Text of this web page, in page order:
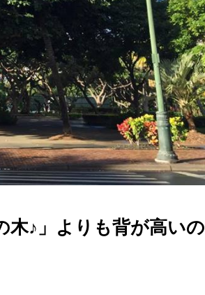
木♪」よりも背が高いの